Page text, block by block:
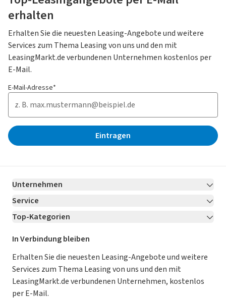
erhalten
Erhalten Sie die neuesten Leasing-Angebote und weitere
Services zum Thema Leasing von uns und den mit
LeasingMarkt.de verbundenen Unternehmen kostenlos per
E-Mail.
E-Mail-Adresse*
Eintragen
Unternehmen
Über LeasingMarkt.de
Karriere Jetzt bewerben!
Für Händler
Kooperation mit AutoScout24
AGB
Datenschutz
Service
Kontakt
Ratgeber
Magazin
Datenschutz-Einstellungen
So funktioniert’s
Top-Kategorien
Leasing Deals
Gebrauchtwagen Leasing
Leasing ohne Anzahlung
E-Auto Leasing
In Verbindung bleiben
Erhalten Sie die neuesten Leasing-Angebote und weitere
Services zum Thema Leasing von uns und den mit
LeasingMarkt.de verbundenen Unternehmen, kostenlos
per E-Mail.